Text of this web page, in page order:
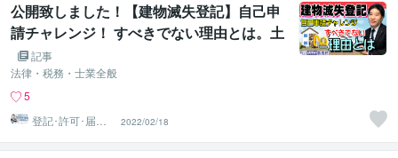
公開致しました！【建物滅失登記】自己申
請チャレンジ！ すべきでない理由とは。土
地家屋調査士･宅地建物取引士が解説 コメ
ント欄のURLリンクからご覧ください！足
立区：石川土地家屋調査士･行政書士･海事
代理士事務所：足立区西新井栗原つくし保
育園隣り：登記測量・図面作成
記事
法律・税務・士業全般
5
登記･許可･届
出、各種図面作
成
2022/02/18